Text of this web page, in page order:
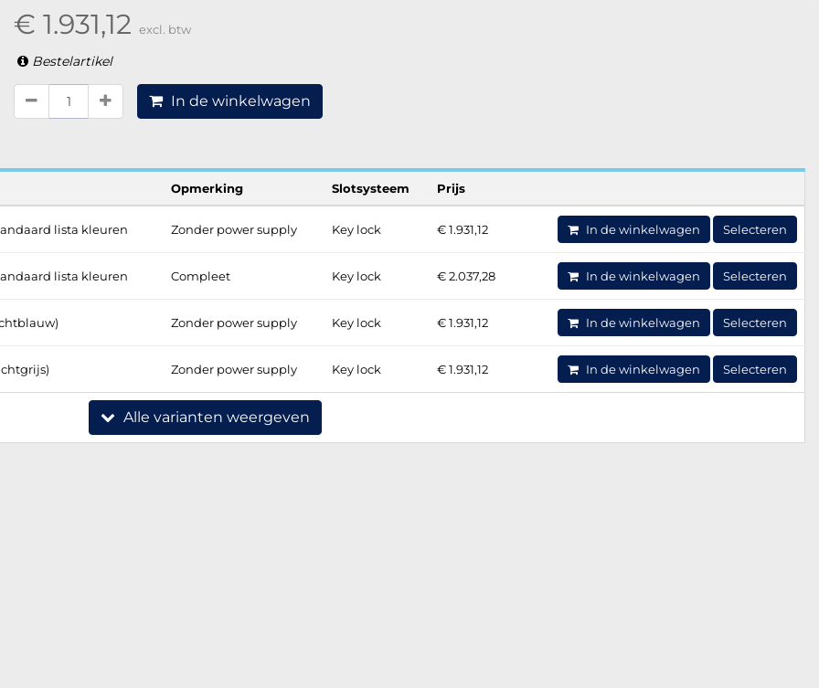
€ 1.931,12 excl. btw
Bestelartikel
In de winkelwagen
Opmerking Slotsysteem Prijs
lista kleuren Zonder power supply Key lock € 1.931,12 In de winkelwagen Selecteren
lista kleuren Compleet Key lock € 2.037,28 In de winkelwagen Selecteren
Zonder power supply Key lock € 1.931,12 In de winkelwagen Selecteren
Zonder power supply Key lock € 1.931,12 In de winkelwagen Selecteren
Alle varianten weergeven